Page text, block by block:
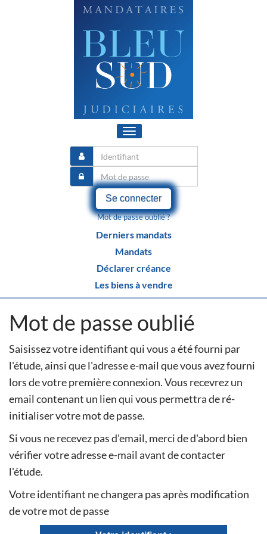
Toggle
navigation
Se connecter
Mot de passe oublié ?
Derniers mandats
Mandats
Déclarer créance
Les biens à vendre
Mot de passe oublié
Saisissez votre identifiant qui vous a été fourni par
l'étude, ainsi que l'adresse e-mail que vous avez fourni
lors de votre première connexion. Vous recevrez un
email contenant un lien qui vous permettra de ré-
initialiser votre mot de passe.
Si vous ne recevez pas d'email, merci de d'abord bien
vérifier votre adresse e-mail avant de contacter
l'étude.
Votre identifiant ne changera pas après modification
de votre mot de passe